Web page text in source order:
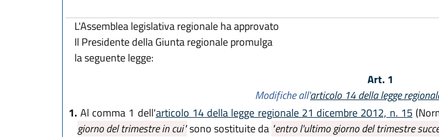
L'Assemblea legislativa regionale ha approvato
Il Presidente della Giunta regionale promulga
la seguente legge:
Art. 1
Modifiche all'articolo 14 della legge
1. Al comma 1 dell'articolo 14 della legge regionale 21 dicembre 2012, n. 15
giorno del trimestre in cui"sono sostituite da "entro l'ultimo giorno del trimestre